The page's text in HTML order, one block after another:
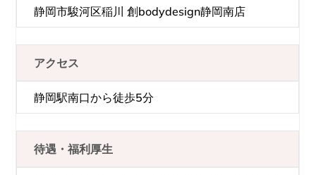
静岡市駿河区稲川 創bodydesign静岡南店
アクセス
静岡駅南口から徒歩5分
待遇・福利厚生